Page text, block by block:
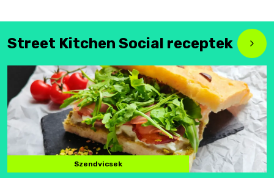
Street Kitchen Social receptek
Szendvicsek